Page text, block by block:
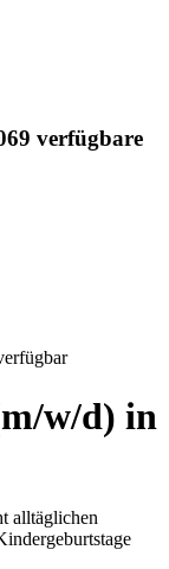
verfügbare
w/d) in
alltäglichen